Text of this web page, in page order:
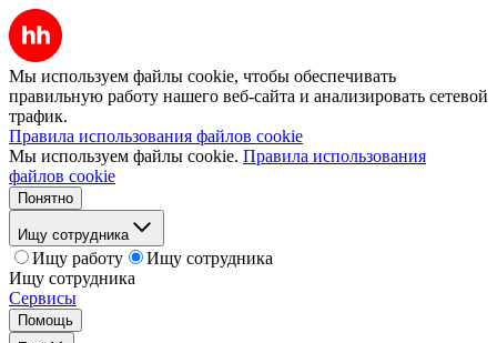
Мы используем файлы cookie, чтобы обеспечивать
правильную работу нашего веб-сайта и анализировать сетевой
трафик.
Правила использования файлов cookie
Мы используем файлы cookie. Правила использования
файлов cookie
Понятно
Ищу сотрудника
Ищу работу
Ищу сотрудника
Ищу сотрудника
Сервисы
Помощь